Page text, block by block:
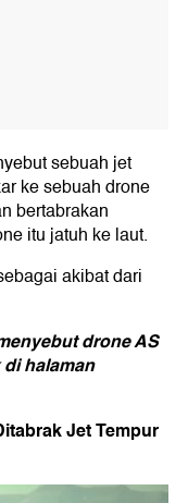
sebuah jet
ke sebuah drone
bertabrakan
itu jatuh ke laut.
akibat dari
drone AS
halaman
Jet Tempur